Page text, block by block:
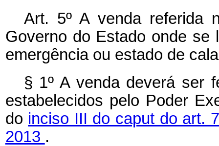
Art. 5º A venda referida
Governo do Estado onde se
emergência ou estado de
§ 1º A venda deverá ser
estabelecidos pelo Poder
do inciso III do caput do art.
2013 .